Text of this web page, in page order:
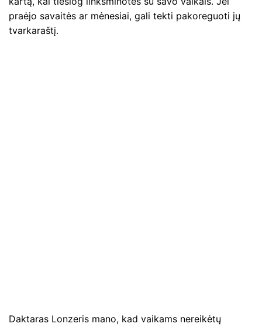
praėjo savaitės ar mėnesiai, gali tekti pakoreguoti jų
tvarkaraštį.
Daktaras Lonzeris mano, kad vaikams nereikėtų